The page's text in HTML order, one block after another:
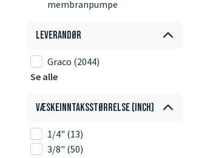
membranpumpe
Leverandør
Graco (2044)
Se alle
Væskeinntaksstørrelse (inch)
1/4" (13)
3/8" (50)